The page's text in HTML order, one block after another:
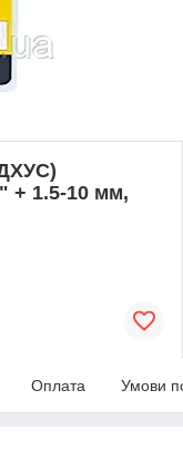
+ 1.5-10 мм,
Оплата Умови